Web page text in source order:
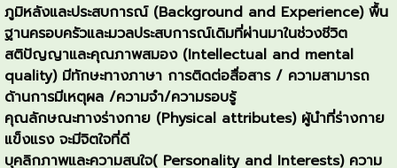
ภูมิหลังและประสบการณ์ (Background and Experience) พื้น
ฐานครอบครัวและมวลประสบการณ์เดิมที่ผ่านมาในช่วงชีวิต
สติปัญญาและคุณภาพสมอง (Intellectual and mental
quality) มีทักษะทางภาษา การติดต่อสื่อสาร / ความสามารถ
ด้านการมีเหตุผล /ความจำ/ความรอบรู้
คุณลักษณะทางร่างกาย (Physical attributes) ผู้นำที่ร่างกาย
แข็งแรง จะมีจิตใจที่ดี
บุคลิกภาพและความสนใจ( Personality and Interests) ความ